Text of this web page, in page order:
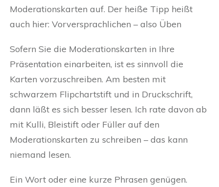
Moderationskarten auf. Der heiße Tipp heißt
auch hier: Vorversprachlichen – also Üben
Sofern Sie die Moderationskarten in Ihre
Präsentation einarbeiten, ist es sinnvoll die
Karten vorzuschreiben. Am besten mit
schwarzem Flipchartstift und in Druckschrift,
dann läßt es sich besser lesen. Ich rate davon ab
mit Kulli, Bleistift oder Füller auf den
Moderationskarten zu schreiben – das kann
niemand lesen.
Ein Wort oder eine kurze Phrasen genügen.